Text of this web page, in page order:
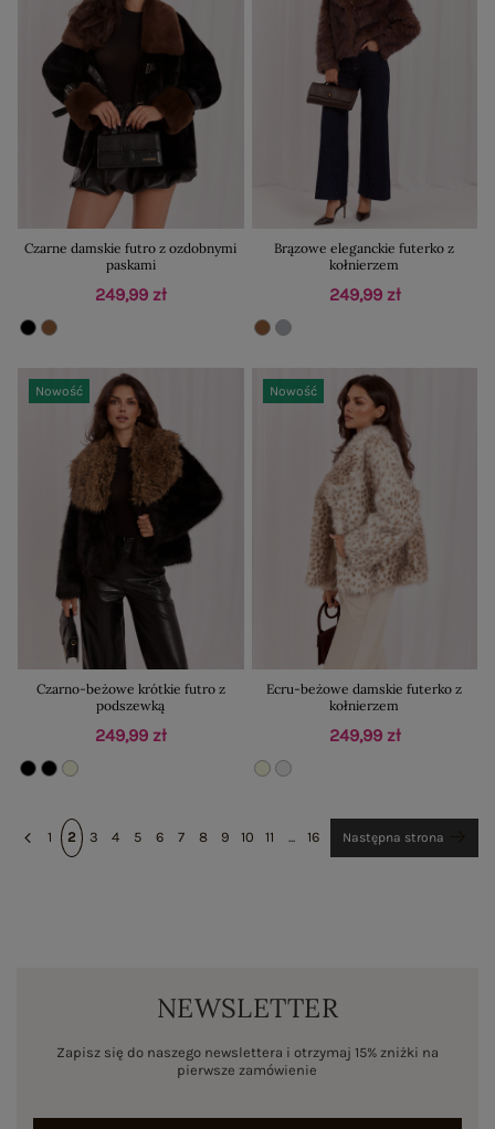
Czarne damskie futro z ozdobnymi
paskami
249,99 zł
Brązowe eleganckie futerko z
kołnierzem
249,99 zł
Nowość
Czarno-beżowe krótkie futro z
podszewką
249,99 zł
Nowość
Ecru-beżowe damskie futerko z
kołnierzem
249,99 zł
1 2 3 4 5 6 7 8 9 10 11 ... 16 Następna strona
NEWSLETTER
Zapisz się do naszego newslettera i otrzymaj 15% zniżki na
pierwsze zamówienie